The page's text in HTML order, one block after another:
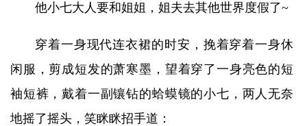
他小七大人要和姐姐，姐夫去其他世界度假了~
穿着一身现代连衣裙的时安，挽着穿着一身休
闲服，剪成短发的萧寒墨，望着穿了一身亮色的短
袖短裤，戴着一副镶钻的蛤蟆镜的小七，两人无奈
地摇了摇头，笑眯眯招手道：